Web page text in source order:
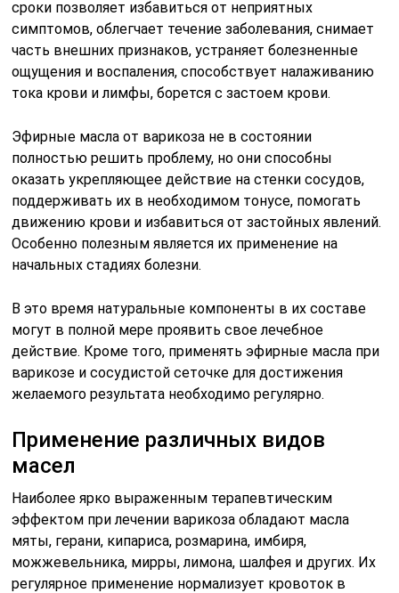
сроки позволяет избавиться от неприятных
симптомов, облегчает течение заболевания, снимает
часть внешних признаков, устраняет болезненные
ощущения и воспаления, способствует налаживанию
тока крови и лимфы, борется с застоем крови.
Эфирные масла от варикоза не в состоянии
полностью решить проблему, но они способны
оказать укрепляющее действие на стенки сосудов,
поддерживать их в необходимом тонусе, помогать
движению крови и избавиться от застойных явлений.
Особенно полезным является их применение на
начальных стадиях болезни.
В это время натуральные компоненты в их составе
могут в полной мере проявить свое лечебное
действие. Кроме того, применять эфирные масла при
варикозе и сосудистой сеточке для достижения
желаемого результата необходимо регулярно.
Применение различных видов
масел
Наиболее ярко выраженным терапевтическим
эффектом при лечении варикоза обладают масла
мяты, герани, кипариса, розмарина, имбиря,
можжевельника, мирры, лимона, шалфея и других. Их
регулярное применение нормализует кровоток в